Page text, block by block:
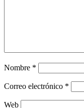
Nombre *
Correo electrónico *
Web